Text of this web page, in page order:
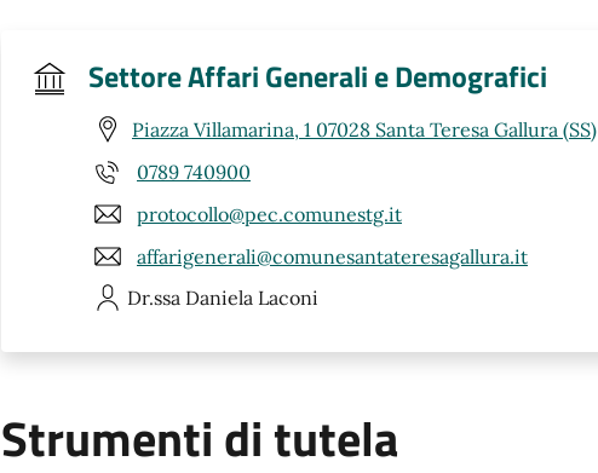
Settore Affari Generali e Demografici
Piazza Villamarina, 1 07028 Santa Teresa Gallura (SS)
0789 740900
protocollo@pec.comunestg.it
affarigenerali@comunesantateresagallura.it
Dr.ssa Daniela Laconi
Strumenti di tutela